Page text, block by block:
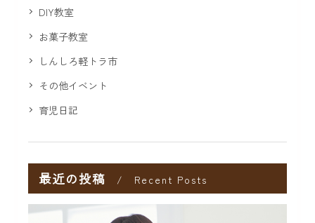
DIY教室
お菓子教室
しんしろ軽トラ市
その他イベント
育児日記
最近の投稿 Recent Posts